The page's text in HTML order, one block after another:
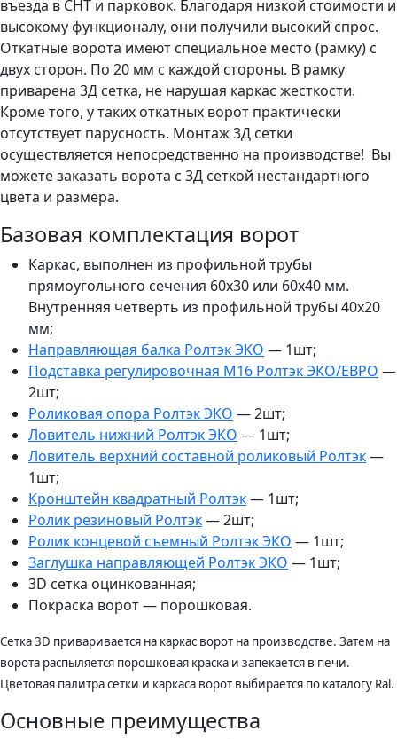
въезда в СНТ и парковок. Благодаря низкой стоимости и
высокому функционалу, они получили высокий спрос.
Откатные ворота имеют специальное место (рамку) с
двух сторон. По 20 мм с каждой стороны. В рамку
приварена 3Д сетка, не нарушая каркас жесткости.
Кроме того, у таких откатных ворот практически
отсутствует парусность. Монтаж 3Д сетки
осуществляется непосредственно на производстве! Вы
можете заказать ворота с 3Д сеткой нестандартного
цвета и размера.
Базовая комплектация ворот
Каркас, выполнен из профильной трубы
прямоугольного сечения 60х30 или 60х40 мм.
Внутренняя четверть из профильной трубы 40х20
мм;
Направляющая балка Ролтэк ЭКО — 1шт;
Подставка регулировочная М16 Ролтэк ЭКО/ЕВРО —
2шт;
Роликовая опора Ролтэк ЭКО — 2шт;
Ловитель нижний Ролтэк ЭКО — 1шт;
Ловитель верхний составной роликовый Ролтэк—
1шт;
Кронштейн квадратный Ролтэк— 1шт;
Ролик резиновый Ролтэк— 2шт;
Ролик концевой съемный Ролтэк ЭКО — 1шт;
Заглушка направляющей Ролтэк ЭКО — 1шт;
3D сетка оцинкованная;
Покраска ворот — порошковая.
Сетка 3D приваривается на каркас ворот на производстве. Затем на
ворота распыляется порошковая краска и запекается в печи.
Цветовая палитра сетки и каркаса ворот выбирается по каталогу Ral.
Основные преимущества